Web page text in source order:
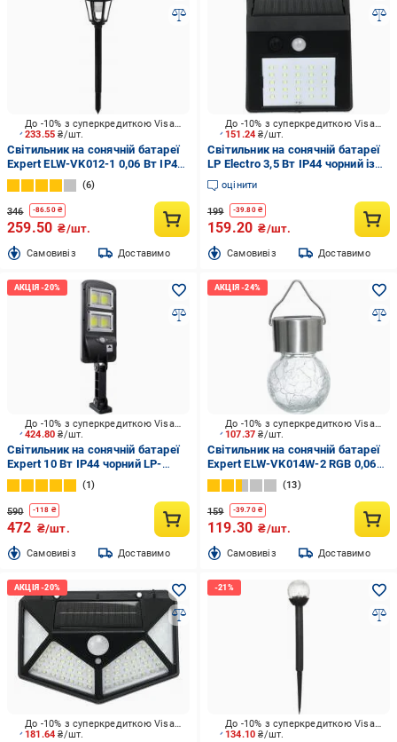
233.55₴/шт.
До -10% з суперкредиткою Visa Вигода
Світильник на сонячній батареї
Expert ELW-VK012-1 0,06 Вт IP44
чорний
6
346 -86.50₴
259.50 ₴/шт.
Cамовивіз Доставимо
151.24₴/шт.
До -10% з суперкредиткою Visa Вигода
Світильник на сонячній батареї
LP Electro 3,5 Вт IP44 чорний із
білим ELLP-3030-25-PIR
оцінити
199 -39.80₴
159.20 ₴/шт.
Cамовивіз Доставимо
424.80₴/шт.
До -10% з суперкредиткою Visa Вигода
Світильник на сонячній батареї
Expert 10 Вт IP44 чорний LP-
206110
1
590 -118 ₴
472 ₴/шт.
Cамовивіз Доставимо
107.37₴/шт.
До -10% з суперкредиткою Visa Вигода
Світильник на сонячній батареї
Expert ELW-VK014W-2 RGB 0,06
Вт IP54 хром
13
159 -39.70₴
119.30 ₴/шт.
Cамовивіз Доставимо
181.64₴/шт.
До -10% з суперкредиткою Visa Вигода
134.10₴/шт.
До -10% з суперкредиткою Visa Вигода